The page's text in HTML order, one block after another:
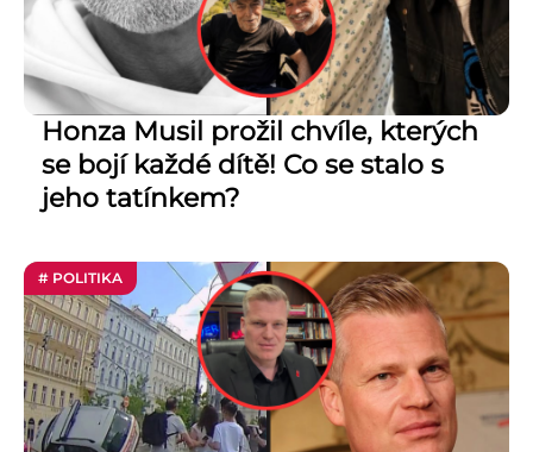
Honza Musil prožil chvíle, kterých
se bojí každé dítě! Co se stalo s
jeho tatínkem?
# POLITIKA